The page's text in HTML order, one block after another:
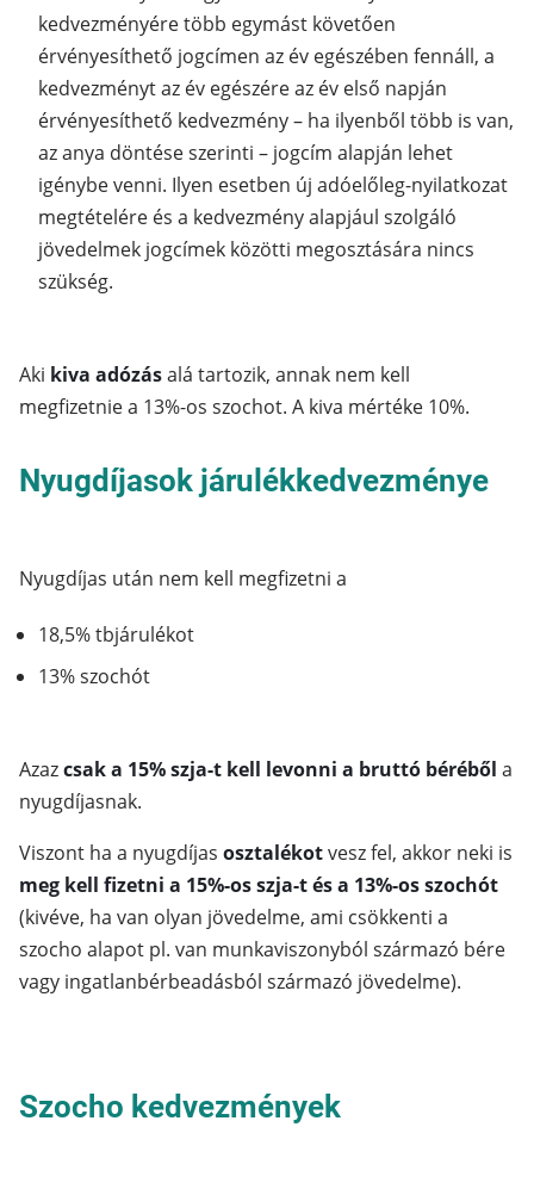
kedvezményére több egymást követően
érvényesíthető jogcímen az év egészében fennáll, a
kedvezményt az év egészére az év első napján
érvényesíthető kedvezmény – ha ilyenből több is van,
az anya döntése szerinti – jogcím alapján lehet
igénybe venni. Ilyen esetben új adóelőleg-nyilatkozat
megtételére és a kedvezmény alapjául szolgáló
jövedelmek jogcímek közötti megosztására nincs
szükség.
Aki kiva adózásalá tartozik, annak nem kell
megfizetnie a 13%-os szochot. A kiva mértéke 10%.
Nyugdíjasok járulékkedvezménye
Nyugdíjas után nem kell megfizetni a
18,5% tbjárulékot
13% szochót
Azazcsak a 15% szja-t kell levonni a bruttó béréből a
nyugdíjasnak.
Viszont ha a nyugdíjas osztalékotvesz fel, akkor neki is
meg kell fizetni a 15%-os szja-t és a 13%-os szochót
(kivéve, ha van olyan jövedelme, ami csökkenti a
szocho alapot pl. van munkaviszonyból származó bére
vagy ingatlanbérbeadásból származó jövedelme).
Szocho kedvezmények